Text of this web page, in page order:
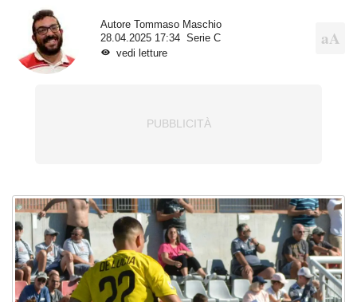
Autore
Tommaso Maschio
28.04.2025 17:34
Serie C
vedi letture